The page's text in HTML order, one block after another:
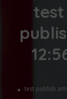
test publish